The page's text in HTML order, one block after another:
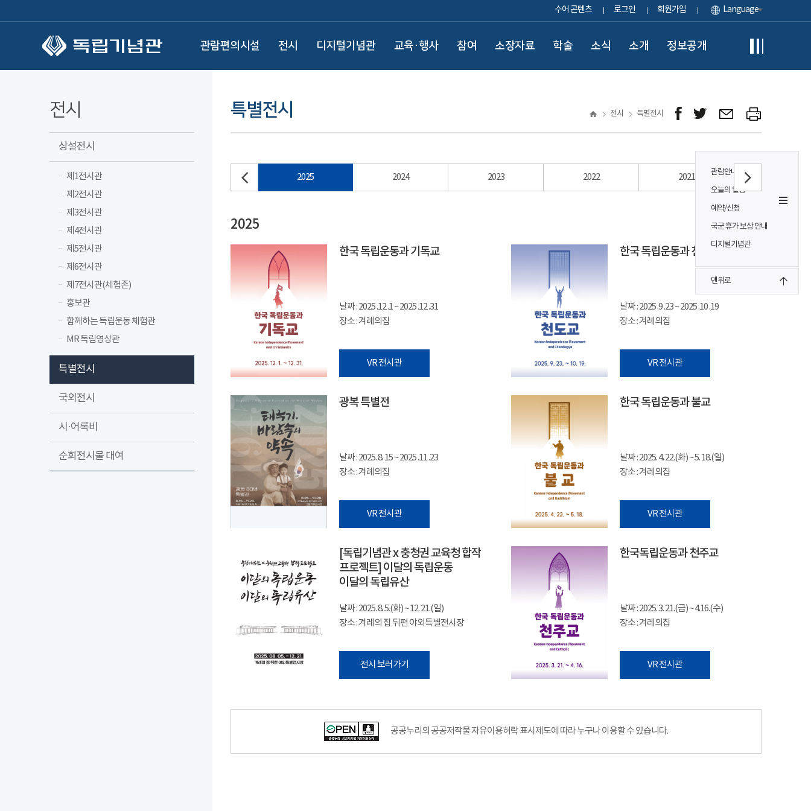
수어 콘텐츠 로그인 회원가입 Language
관람편의시설 전시 디지털기념관 교육·행사 참여 소장자료 학술 소식 소개 정보공개
관람안내
오늘의 일정
예약/신청
국군 휴가 보상 안내
디지털기념관
맨위로
전시
상설전시
제1전시관
제2전시관
제3전시관
제4전시관
제5전시관
제6전시관
제7전시관(체험존)
홍보관
함께하는 독립운동 체험관
MR 독립영상관
특별전시
국외전시
시·어록비
순회전시물 대여
특별전시 전시 특별전시
2025 2024 2023 2022 2021
2025
한국 독립운동과 기독교
날짜 : 2025 .12 .1 ~ 2025 .12 .31
장소 : 겨례의집
VR 전시관
한국 독립운동과 천도교
날짜 : 2025 .9 .23 ~ 2025 .10 .19
장소 : 겨례의집
VR 전시관
광복 특별전
날짜 : 2025. 8. 15 ~ 2025 .11 .23
장소 : 겨례의집
VR 전시관
한국 독립운동과 불교
날짜 : 2025. 4. 22.(화) ~ 5. 18.(일)
장소 : 겨레의집
VR 전시관
[독립기념관 x 충청권 교육청 합작
프로젝트] 이달의 독립운동
이달의 독립유산
날짜 : 2025. 8. 5.(화) ~ 12. 21.(일)
장소 : 겨레의 집 뒤편 야외특별전시장
전시 보러가기
한국독립운동과 천주교
날짜 : 2025. 3. 21.(금) ~ 4.16.(수)
장소 : 겨레의집
VR 전시관
공공누리의 공공저작물 자유이용허락 표시제도에 따라 누구나 이용할 수 있습니다.